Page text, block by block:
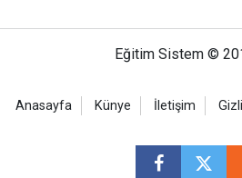
Eğitim Sistem ©
Anasayfa Künye İletişim